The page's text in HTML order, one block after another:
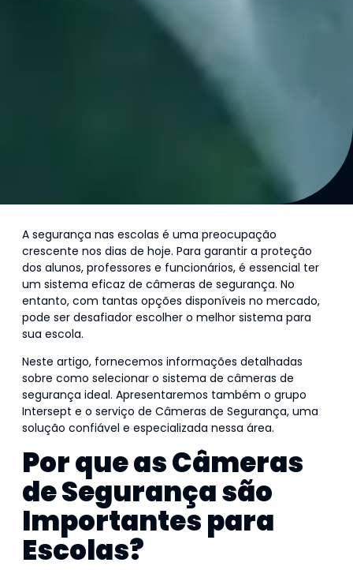
A segurança nas escolas é uma preocupação
crescente nos dias de hoje. Para garantir a proteção
dos alunos, professores e funcionários, é essencial ter
um sistema eficaz de câmeras de segurança. No
entanto, com tantas opções disponíveis no mercado,
pode ser desafiador escolher o melhor sistema para
sua escola.
Neste artigo, fornecemos informações detalhadas
sobre como selecionar o sistema de câmeras de
segurança ideal. Apresentaremos também o grupo
Intersept e o serviço de Câmeras de Segurança, uma
solução confiável e especializada nessa área.
Por que as Câmeras
de Segurança são
Importantes para
Escolas?